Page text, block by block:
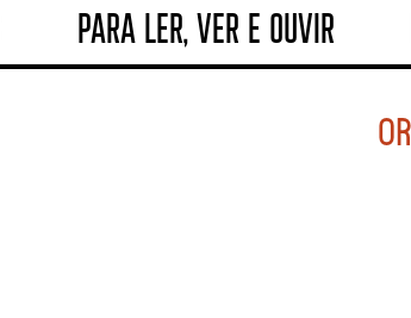
PARA LER, VER E OUVIR